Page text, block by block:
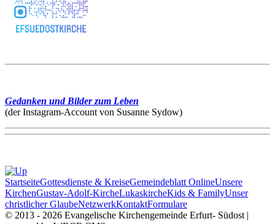
Gedanken und Bilder zum Leben
(der Instagram-Account von Susanne Sydow)
StartseiteGottesdienste & KreiseGemeindeblatt OnlineUnsere
KirchenGustav-Adolf-KircheLukaskircheKids & FamilyUnser
christlicher GlaubeNetzwerkKontaktFormulare
© 2013 - 2026 Evangelische Kirchengemeinde Erfurt- Südost |